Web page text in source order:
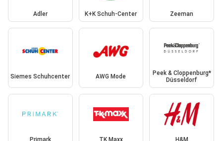
Adler K+K Schuh-Center Zeeman
Siemes Schuhcenter AWG Mode
Peek & Cloppenburg*
Düsseldorf
Primark TK Maxx H&M